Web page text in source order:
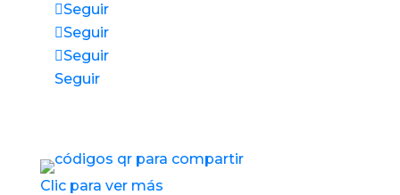
Seguir
Seguir
Seguir
Seguir
Clic para ver más